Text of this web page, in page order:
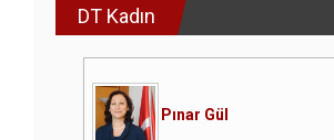
DT Kadın
Pınar Gül